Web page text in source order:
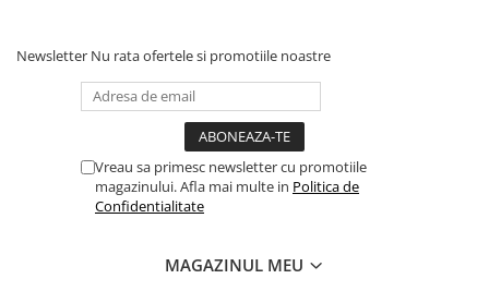
Scaune de masa bebe
Suzete si accesorii
Atlase si enciclopedii pentru copii
Carti pentru Bebelusi
Balansoare copii
Newsletter Nu rata ofertele si promotiile noastre
Vreau sa primesc newsletter cu promotiile
magazinului. Afla mai multe in Politica de
Confidentialitate
MAGAZINUL MEU